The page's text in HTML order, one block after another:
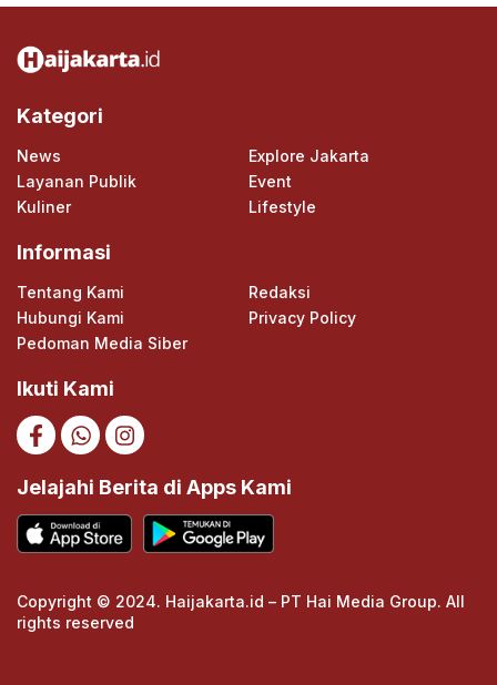
Kategori
News
Explore Jakarta
Layanan Publik
Event
Kuliner
Lifestyle
Informasi
Tentang Kami
Redaksi
Hubungi Kami
Privacy Policy
Pedoman Media Siber
Ikuti Kami
Jelajahi Berita di Apps Kami
Copyright © 2024. Haijakarta.id – PT Hai Media Group. All
rights reserved